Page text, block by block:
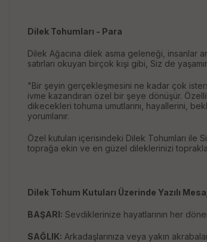
Dilek Tohumları - Para
Dilek Ağacına dilek asma geleneği, insanlar
satırları okuyan birçok kişi gibi, Siz de
"Bir şeyin gerçekleşmesini ne kadar çok
ivme kazandıran özel bir şeye dönüşür.
dikecekleri tohuma umutlarını, hayallerini,
yorumlanır.
Özel kutuları içerisindeki Dilek Tohumları ile
toprağa ekin ve en güzel dileklerinizi
Dilek Tohum Kutuları Üzerinde Yazılı
BAŞARI: Sevdiklerinize hayatlarının her
SAĞLIK: Arkadaşlarınıza veya yakın